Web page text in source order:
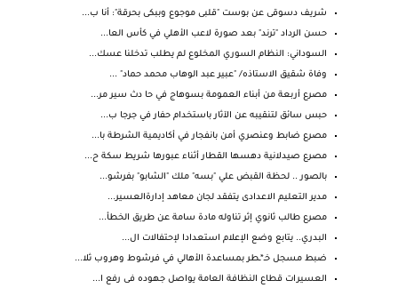
شريف دسوقى عن بوست "قلبى موجوع وببكى بحرقة": أنا ب...
حسن الرداد "ترند" بعد صورة لاعب الأهلي في كأس العا...
السوداني: النظام السوري المخلوع لم يطلب تدخلنا عسك...
وفاة شقيق الاستاذه/ "عبير عبد الوهاب محمد حماد" ...
مصرع أربعة من أبناء العمومة بسوهاج في حا دث سير مر...
حبس سائق لتنقيبه عن الآثار باستخدام حفار في جرجا ب...
مصرع ضابط وعنصري أمن بانفجار في أكاديمية الشرطة با...
مصرع صيدلانية دهسها القطار أثناء عبورها شريط سكة ح...
بالصور .. لحظة القبض علي "بسه" ملك "الشابو" بفرشو...
مدير التعليم الاعدادى يتفقد لجان معاهد إدارةالعسير...
مصرع طالب ثانوي إثر تناوله مادة سامة عن طريق الخطأ...
البدري.. يتابع وضع الإعلام استعدادا لإحتفالات ال...
ضبط مسجل خـ*ـطر بمساعدة الأهالي في فرشوط وهروب ثلا...
العسيرات قطاع النظافة العامة يواصل جهوده فى رفع ا...